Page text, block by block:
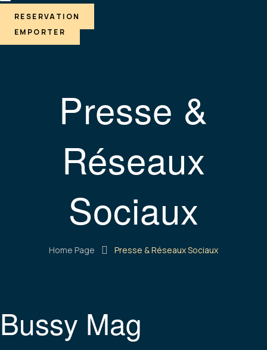
RESERVATION
EMPORTER
Presse &
Réseaux
Sociaux
Home Page Presse & Réseaux Sociaux
Bussy Mag